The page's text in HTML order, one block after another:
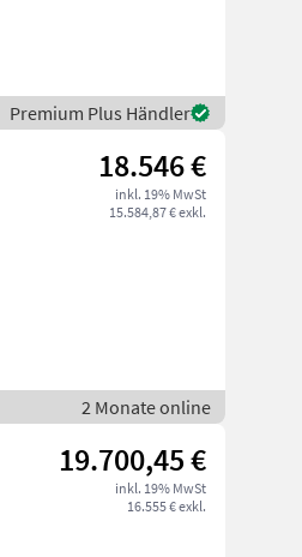
Premium Plus Händler
18.546 €
inkl. 19% MwSt
15.584,87 € exkl.
2 Monate online
19.700,45 €
inkl. 19% MwSt
16.555 € exkl.